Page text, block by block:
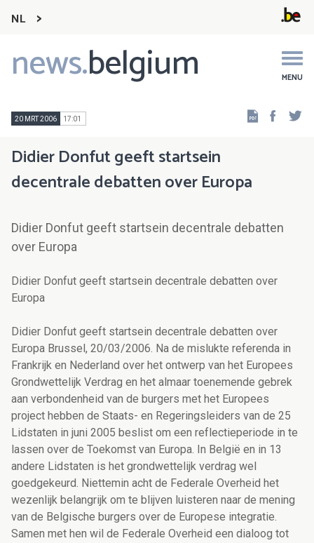
NL
news.belgium MENU
Main
navigation
20 MRT 2006 17:01
Didier Donfut geeft startsein
decentrale debatten over Europa
Didier Donfut geeft startsein decentrale debatten
over Europa
Didier Donfut geeft startsein decentrale debatten over
Europa
Didier Donfut geeft startsein decentrale debatten over
Europa Brussel, 20/03/2006. Na de mislukte referenda in
Frankrijk en Nederland over het ontwerp van het Europees
Grondwettelijk Verdrag en het almaar toenemende gebrek
aan verbondenheid van de burgers met het Europees
project hebben de Staats- en Regeringsleiders van de 25
Lidstaten in juni 2005 beslist om een reflectieperiode in te
lassen over de Toekomst van Europa. In België en in 13
andere Lidstaten is het grondwettelijk verdrag wel
goedgekeurd. Niettemin acht de Federale Overheid het
wezenlijk belangrijk om te blijven luisteren naar de mening
van de Belgische burgers over de Europese integratie.
Samen met hen wil de Federale Overheid een dialoog tot